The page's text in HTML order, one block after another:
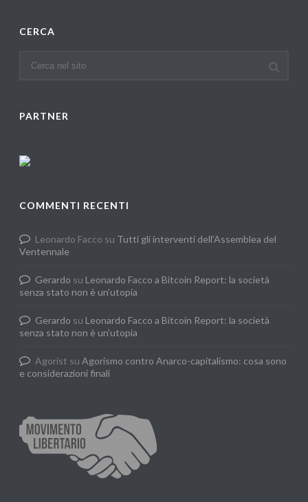
CERCA
PARTNER
COMMENTI RECENTI
Leonardo Facco su Tutti gli interventi dell’Assemblea del
Ventennale
Gerardo su Leonardo Facco a Bitcoin Report: la società
senza stato non è un’utopia
Gerardo su Leonardo Facco a Bitcoin Report: la società
senza stato non è un’utopia
Agorist suAgorismo contro Anarco-capitalismo: cosa sono
e considerazioni finali